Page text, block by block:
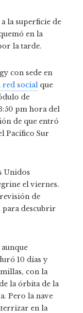
la superficie de
en la
la tarde.
con sede en
red social que
de
pm hora del
de que entró
Pacífico Sur
Unidos
el viernes.
de
para descubrir
10 días y
con la
la órbita de la
Pero la nave
en la